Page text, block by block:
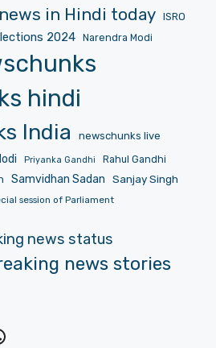
in Hindi today
ISRO
2024 Narendra Modi
hindi
India
newschunks live
Priyanka Gandhi
Rahul Gandhi
Samvidhan Sadan Sanjay Singh
session of Parliament
news status
news stories